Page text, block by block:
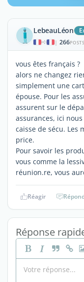
LebeauLéon
| 266POSTS
vous êtes français ?
alors ne changez
simplement une
épouse. Pour les
assurent sur le
assurances, ici
caisse de sécu. Les
price.
Pour savoir les
vous comme la
réunion.re, vous
Réagir
Réponse